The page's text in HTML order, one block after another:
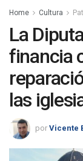
Home Cultura
La
financia
las
por Vicente